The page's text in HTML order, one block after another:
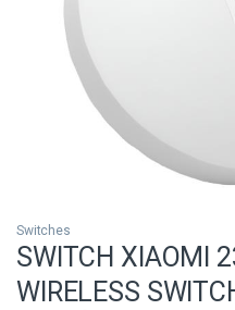
Switches
SWITCH XIAOMI
WIRELESS